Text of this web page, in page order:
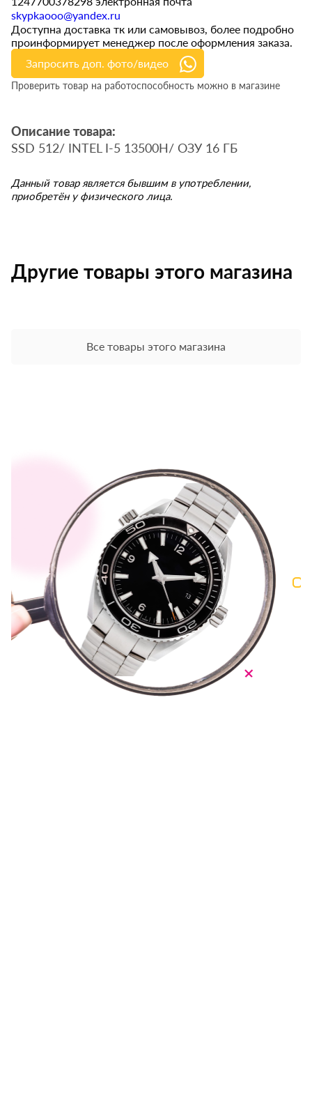
skypkaooo@yandex.ru
Доступна доставка тк или самовывоз, более подробно
проинформирует менеджер после оформления заказа.
Запросить доп. фото/видео
Проверить товар на работоспособность можно в магазине
Описание товара:
SSD 512/ INTEL I-5 13500H/ ОЗУ 16 ГБ
Данный товар является бывшим в употреблении,
приобретён у физического лица.
Другие товары этого магазина
Все товары этого магазина